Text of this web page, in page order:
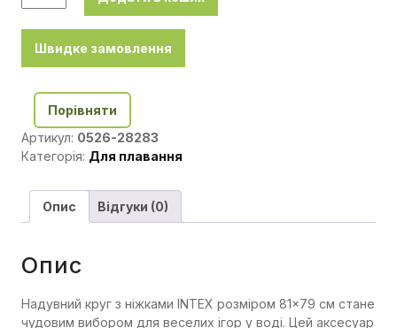
Швидке замовлення
Порівняти
Артикул: 0526-28283
Категорія: Для плавання
Опис Відгуки (0)
Опис
Надувний круг з ніжками INTEX розміром 81×79 см стане
чудовим вибором для веселих ігор у воді. Цей аксесуар